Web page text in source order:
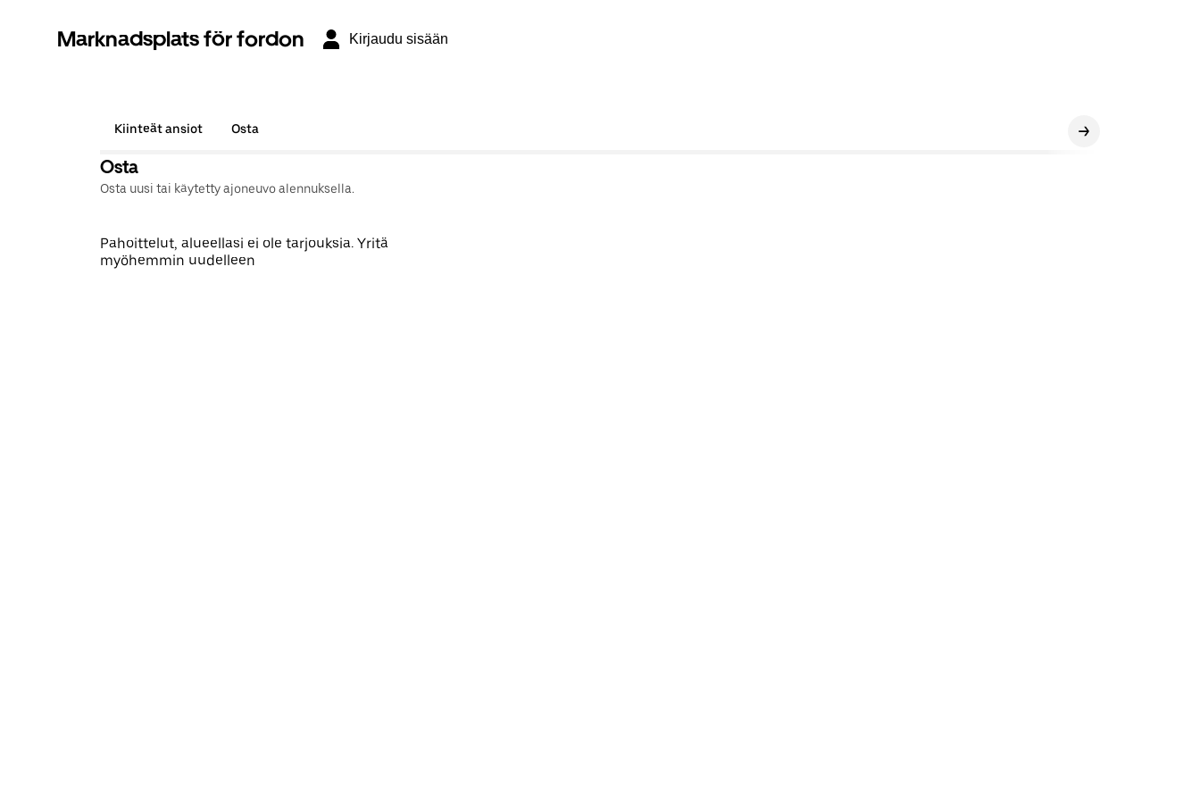
Marknadsplats för fordon Kirjaudu sisään
Kiinteät ansiot Osta
Osta
Osta uusi tai käytetty ajoneuvo alennuksella.
Pahoittelut, alueellasi ei ole tarjouksia. Yritä
myöhemmin uudelleen